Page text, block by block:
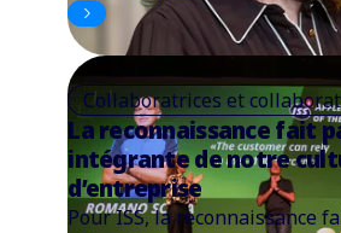
Collaboratrices et
La reconnaissance fait
intégrante de notre
d’entreprise
Pour ISS, la reconnaissance